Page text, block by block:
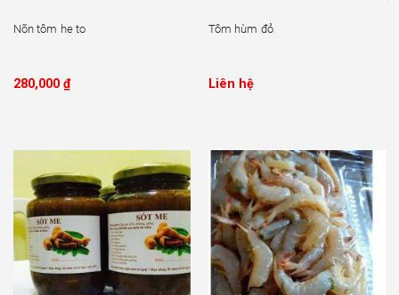
Nõn tôm he to
280,000 ₫
Tôm hùm đỏ
Liên hệ